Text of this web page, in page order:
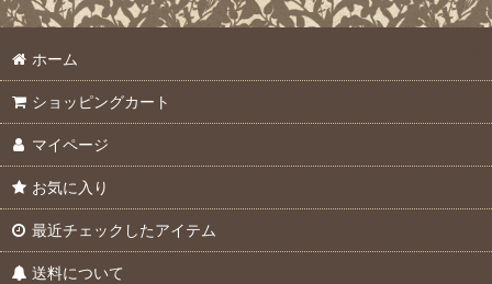
ホーム
ショッピングカート
マイページ
お気に入り
最近チェックしたアイテム
送料について